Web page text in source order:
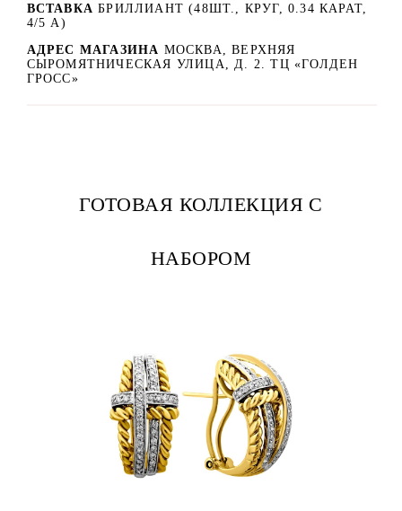
ВСТАВКА БРИЛЛИАНТ (48ШТ., КРУГ, 0.34 КАРАТ,
4/5 А)
АДРЕС МАГАЗИНА МОСКВА, ВЕРХНЯЯ
СЫРОМЯТНИЧЕСКАЯ УЛИЦА, Д. 2. ТЦ «ГОЛДЕН
ГРОСС»
ГОТОВАЯ КОЛЛЕКЦИЯ С
НАБОРОМ